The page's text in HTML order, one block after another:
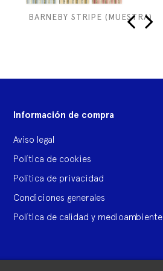
BARNEBY STRIPE (MUESTRA)
Información de compra
Aviso legal
Política de cookies
Política de privacidad
Condiciones generales
Política de calidad y medioambiente